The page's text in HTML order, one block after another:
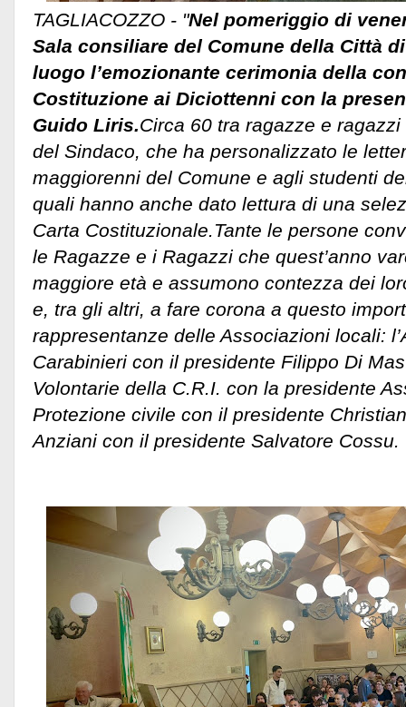
TAGLIACOZZO - "Nel pomeriggio di
Sala consiliare del Comune della Città
luogo l’emozionante cerimonia della
Costituzione ai Diciottenni con la
Guido Liris.Circa 60 tra ragazze e
del Sindaco, che ha personalizzato le
maggiorenni del Comune e agli studenti
quali hanno anche dato lettura di una
Carta Costituzionale. Tante le persone
le Ragazze e i Ragazzi che quest’anno
maggiore età e assumono contezza dei
e, tra gli altri, a fare corona a questo
rappresentanze delle Associazioni locali:
Carabinieri con il presidente Filippo Di
Volontarie della C.R.I. con la presidente
Protezione civile con il presidente
Anziani con il presidente Salvatore Cossu.